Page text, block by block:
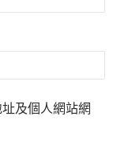
及個人網站網